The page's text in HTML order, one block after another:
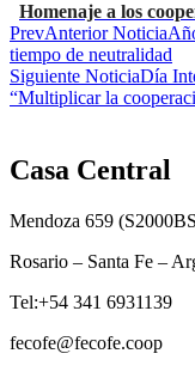
Homenaje a los
PrevAnterior Noticia
tiempo de neutralidad
Siguiente NoticiaDía
“Multiplicar la
Casa Central
Mendoza 659 (
Rosario – Santa Fe –
Tel:+54 341 6931139
fecofe@fecofe.coop